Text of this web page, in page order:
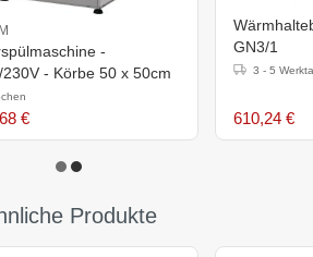
-
- Körbe 50 x 50cm
€
GN3/1
3 - 5
610,24 €
Produkte